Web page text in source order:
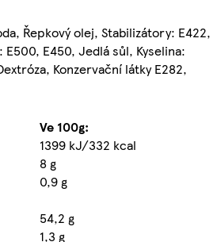
Řepkový olej, Stabilizátory: E422,
E500, E450, Jedlá sůl, Kyselina:
Konzervační látky E282,
Ve 100g:
1399 kJ/332 kcal
8 g
0,9 g
54,2 g
1,3 g